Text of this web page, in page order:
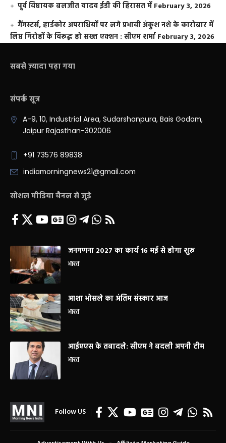
पूर्व विधायक बलजीत यादव ईडी की हिरासत में February 3, 2026
गैंगस्टर्स, हार्डकोर अपराधियों पर लगे प्रभावी अंकुश नशे के कारोबार में
लिप्त गिरोहों के विरूद्ध हो सख्त एक्शन : सीएम शर्मा February 3, 2026
सबसे ज़्यादा पढ़ा गया
संपर्क सूत्र
A-9, 10, Industrial Area, Sudarshanpura, Bais Godam,
Jaipur Rajasthan-302006
+91 73576 89838
indiamorningnews21@gmail.com
सोशल मीडिया चैनल से जुड़े
जनगणना 2027 का कार्य 16 मई से होगा शुरू
भारत
आशा भोसले का अंतिम संस्कार आज
भारत
आईएएस के तबादले: सीएम ने बदली अपनी टीम
भारत
Follow US